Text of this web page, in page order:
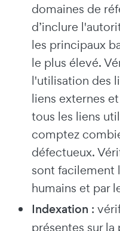
domaines de
d’inclure
les principaux
le plus élevé.
l'utilisation des
liens externes
tous les liens
comptez
défectueux.
sont facilement
humains et par
Indexation :
présentes sur la